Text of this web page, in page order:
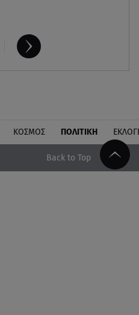
ΚΟΣΜΟΣ ΠΟΛΙΤΙΚΗ
Back to Top